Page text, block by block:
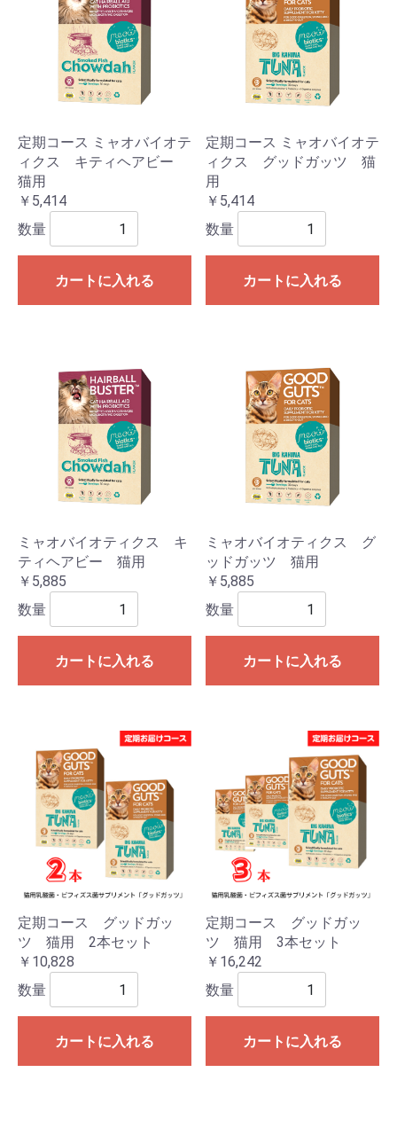
定期コース ミャオバイオテ
ィクス キティヘアビー
猫用
￥5,414
数量
カートに入れる
定期コース ミャオバイオテ
ィクス グッドガッツ 猫
用
￥5,414
数量
カートに入れる
ミャオバイオティクス キ
ティヘアビー 猫用
￥5,885
数量
カートに入れる
ミャオバイオティクス グ
ッドガッツ 猫用
￥5,885
数量
カートに入れる
定期コース グッドガッ
ツ 猫用 2本セット
￥10,828
数量
カートに入れる
定期コース グッドガッ
ツ 猫用 3本セット
￥16,242
数量
カートに入れる